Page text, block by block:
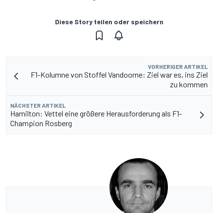
Diese Story teilen oder speichern
VORHERIGER ARTIKEL
F1-Kolumne von Stoffel Vandoorne: Ziel war es, ins Ziel
zu kommen
NÄCHSTER ARTIKEL
Hamilton: Vettel eine größere Herausforderung als F1-
Champion Rosberg